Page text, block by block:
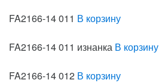
FA2166-14 011 В корзину
FA2166-14 011 изнанка В корзину
FA2166-14 012 В корзину